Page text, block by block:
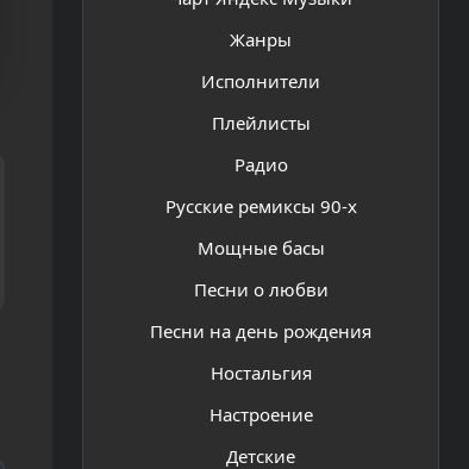
Жанры
Исполнители
Плейлисты
Радио
Русские ремиксы 90-х
Мощные басы
Песни о любви
Песни на день рождения
Ностальгия
Настроение
Детские